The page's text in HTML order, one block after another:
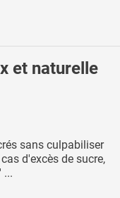
et naturelle
sans culpabiliser
d'excès de sucre,
...